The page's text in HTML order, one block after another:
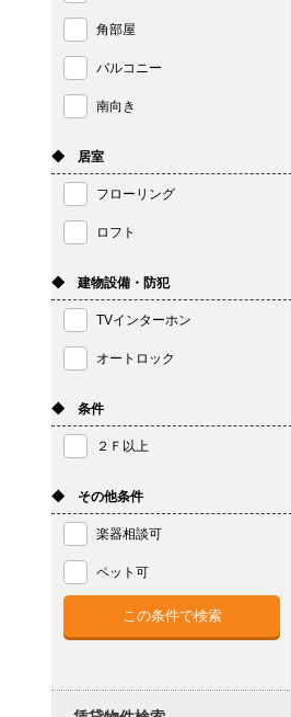
角部屋
バルコニー
南向き
◆ 居室
フローリング
ロフト
◆ 建物設備・防犯
TVインターホン
オートロック
◆ 条件
２Ｆ以上
◆ その他条件
楽器相談可
ペット可